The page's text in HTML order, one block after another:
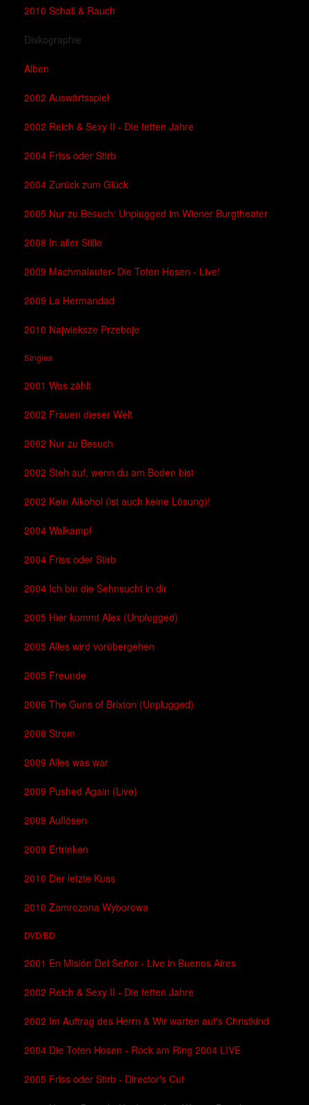
2010 Schall & Rauch
Diskographie
Alben
2002 Auswärtsspiel
2002 Reich & Sexy II - Die fetten Jahre
2004 Friss oder Stirb
2004 Zurück zum Glück
2005 Nur zu Besuch: Unplugged im Wiener Burgtheater
2008 In aller Stille
2009 Machmalauter- Die Toten Hosen - Live!
2009 La Hermandad
2010 Najwieksze Przeboje
Singles
2001 Was zählt
2002 Frauen dieser Welt
2002 Nur zu Besuch
2002 Steh auf, wenn du am Boden bist
2002 Kein Alkohol (ist auch keine Lösung)!
2004 Walkampf
2004 Friss oder Stirb
2004 Ich bin die Sehnsucht in dir
2005 Hier kommt Alex (Unplugged)
2005 Alles wird vorübergehen
2005 Freunde
2006 The Guns of Brixton (Unplugged)
2008 Strom
2009 Alles was war
2009 Pushed Again (Live)
2009 Auflösen
2009 Ertrinken
2010 Der letzte Kuss
2010 Zamrozona Wyborowa
DVD/BD
2001 En Misión Del Señor - Live in Buenos Aires
2002 Reich & Sexy II - Die fetten Jahre
2002 Im Auftrag des Herrn & Wir warten auf's Christkind
2004 Die Toten Hosen - Rock am Ring 2004 LIVE
2005 Friss oder Stirb - Director's Cut